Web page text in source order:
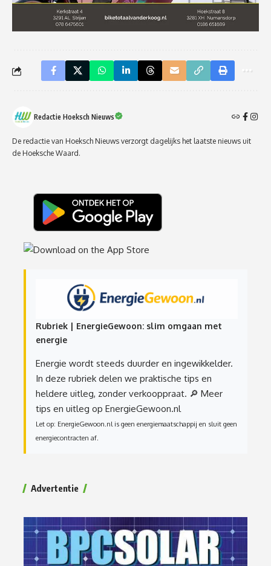
Redactie Hoeksch Nieuws
De redactie van Hoeksch Nieuws verzorgt dagelijks het laatste nieuws uit
de Hoeksche Waard.
Rubriek | EnergieGewoon: slim omgaan met
energie
Energie wordt steeds duurder en ingewikkelder.
In deze rubriek delen we praktische tips en
heldere uitleg, zonder verkooppraat. 🔎 Meer
tips en uitleg op EnergieGewoon.nl
Let op: EnergieGewoon.nl is geen energiemaatschappij en sluit geen
energiecontracten af.
Advertentie